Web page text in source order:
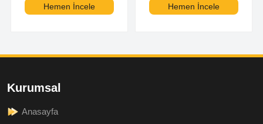
Hemen İncele Hemen İncele
Kurumsal
Anasayfa